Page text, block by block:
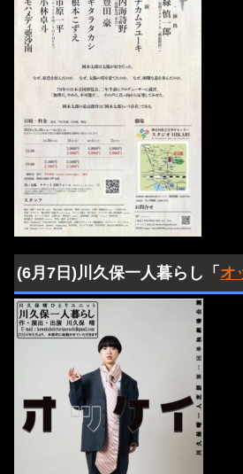
(6月7日)川久保一人暮らし「 オ